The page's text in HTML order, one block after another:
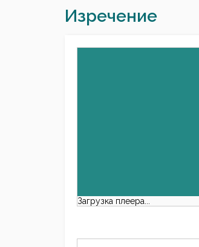
Изречение
Загрузка плеера...